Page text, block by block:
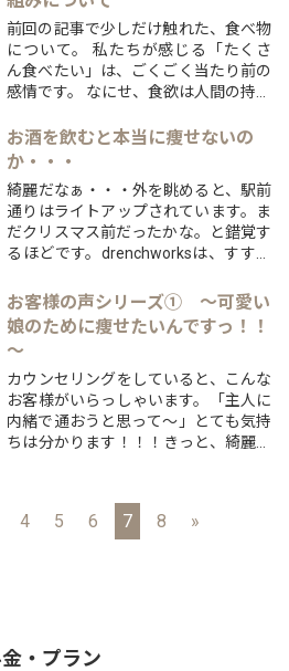
ってみました。多くの...
前回の記事で少しだけ触れた、食べ物
について。 私たちが感じる「たくさ
ん食べたい」は、ごくごく当たり前の
感情です。 なにせ、食欲は人間の持っ
↓（画像をクリックすると記事が読め
ます） https://customworks.jp/colum
お酒を飲むと本当に痩せないの
か・・・
綺麗だなぁ・・・外を眺めると、駅前
通りはライトアップされています。ま
だクリスマス前だったかな。と錯覚す
るほどです。drenchworksは、すすき
す。南の方に目をやると、ラフィラの
看板の矢沢永吉が誘惑をしてきます。
「プレモル飲もうぜ！」と言わんばか
りに、こちらを...
お客様の声シリーズ① ～可愛い
娘のために痩せたいんですっ！！
～
カウンセリングをしていると、こんな
お客様がいらっしゃいます。「主人に
内緒で通おうと思って～」とても気持
ちは分かります！！！きっと、綺麗に
料金が高額だから言いづら
い？？・・・それについては、事務員
4 5 6 7 8 »
・プラン